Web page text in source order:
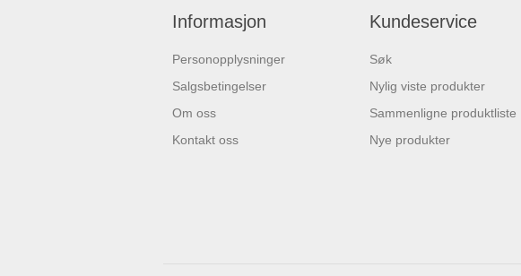
Informasjon
Personopplysninger
Salgsbetingelser
Om oss
Kontakt oss
Kundeservice
Søk
Nylig viste produkter
Sammenligne produktliste
Nye produkter